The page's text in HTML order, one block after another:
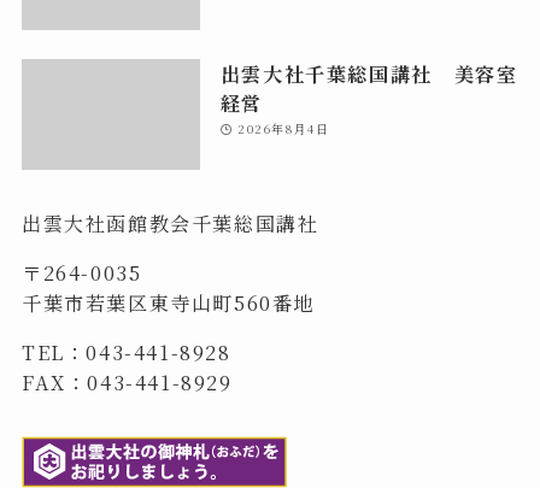
出雲大社千葉総国講社 美容室
経営
2026年8月4日
出雲大社函館教会千葉総国講社
〒264-0035
千葉市若葉区東寺山町560番地
TEL：043-441-8928
FAX：043-441-8929